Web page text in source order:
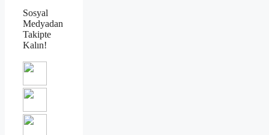
Sosyal
Medyadan
Takipte
Kalın!